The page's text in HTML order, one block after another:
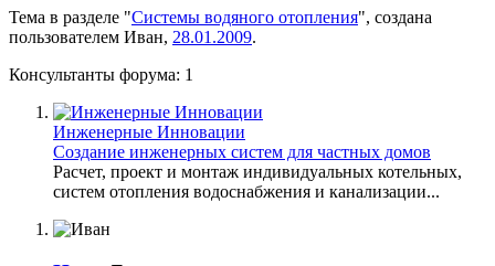
Тема в разделе "Системы водяного отопления", создана
пользователем Иван, 28.01.2009.
Консультанты форума: 1
Инженерные Инновации
Создание инженерных систем для частных домов
Расчет, проект и монтаж индивидуальных котельных,
систем отопления водоснабжения и канализации...